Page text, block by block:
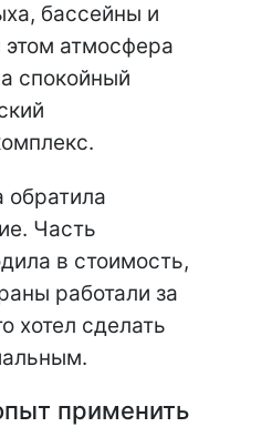
бассейны и
атмосфера
спокойный
обратила
Часть
в стоимость,
работали за
хотел сделать
применить